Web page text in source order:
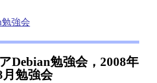
強会
Debian勉強会，2008年
月勉強会